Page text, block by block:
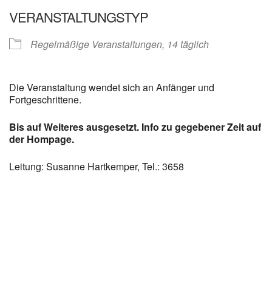
VERANSTALTUNGSTYP
Regelmäßige Veranstaltungen, 14 täglich
Die Veranstaltung wendet sich an Anfänger und
Fortgeschrittene.
Bis auf Weiteres ausgesetzt. Info zu gegebener Zeit auf
der Hompage.
Leitung: Susanne Hartkemper, Tel.: 3658